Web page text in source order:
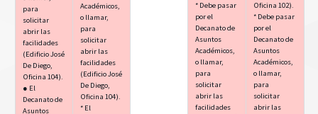
para
solicitar
abrir las
facilidades
(Edificio José
De Diego,
Oficina 104).
● El
Decanato de
Asuntos
Académicos,
o llamar,
para
solicitar
abrir las
facilidades
(Edificio José
De Diego,
Oficina 104).
* El
* Debe pasar
por el
Decanato de
Asuntos
Académicos,
o llamar,
para
solicitar
abrir las
facilidades
Oficina 102).
* Debe pasar
por el
Decanato de
Asuntos
Académicos,
o llamar,
para
solicitar
abrir las